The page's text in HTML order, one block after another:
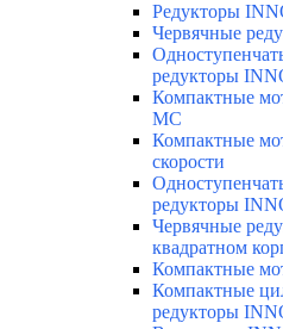
Редукторы
Червячные
редукторы
Компактные
MC
Компактные
скорости
редукторы
Червячные
квадратном
Компактные
Компактные
редукторы